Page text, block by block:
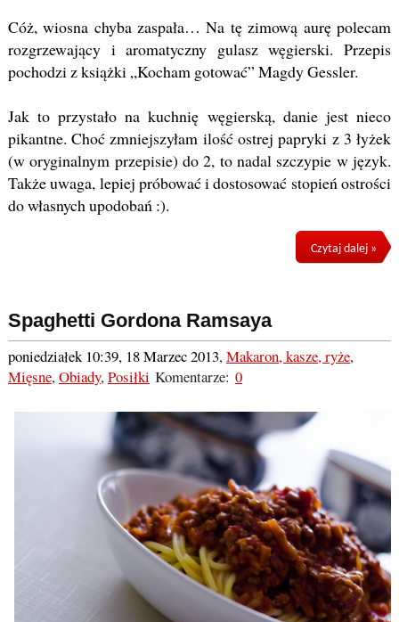
Cóż, wiosna chyba zaspała… Na tę zimową aurę polecam
rozgrzewający i aromatyczny gulasz węgierski. Przepis
pochodzi z książki „Kocham gotować” Magdy Gessler.
Jak to przystało na kuchnię węgierską, danie jest nieco
pikantne. Choć zmniejszyłam ilość ostrej papryki z 3 łyżek
(w oryginalnym przepisie) do 2, to nadal szczypie w język.
Także uwaga, lepiej próbować i dostosować stopień ostrości
do własnych upodobań :).
Czytaj dalej »
Spaghetti Gordona Ramsaya
poniedziałek 10:39, 18 Marzec 2013,Makaron, kasze, ryże,
Mięsne,Obiady,Posiłki Komentarze: 0